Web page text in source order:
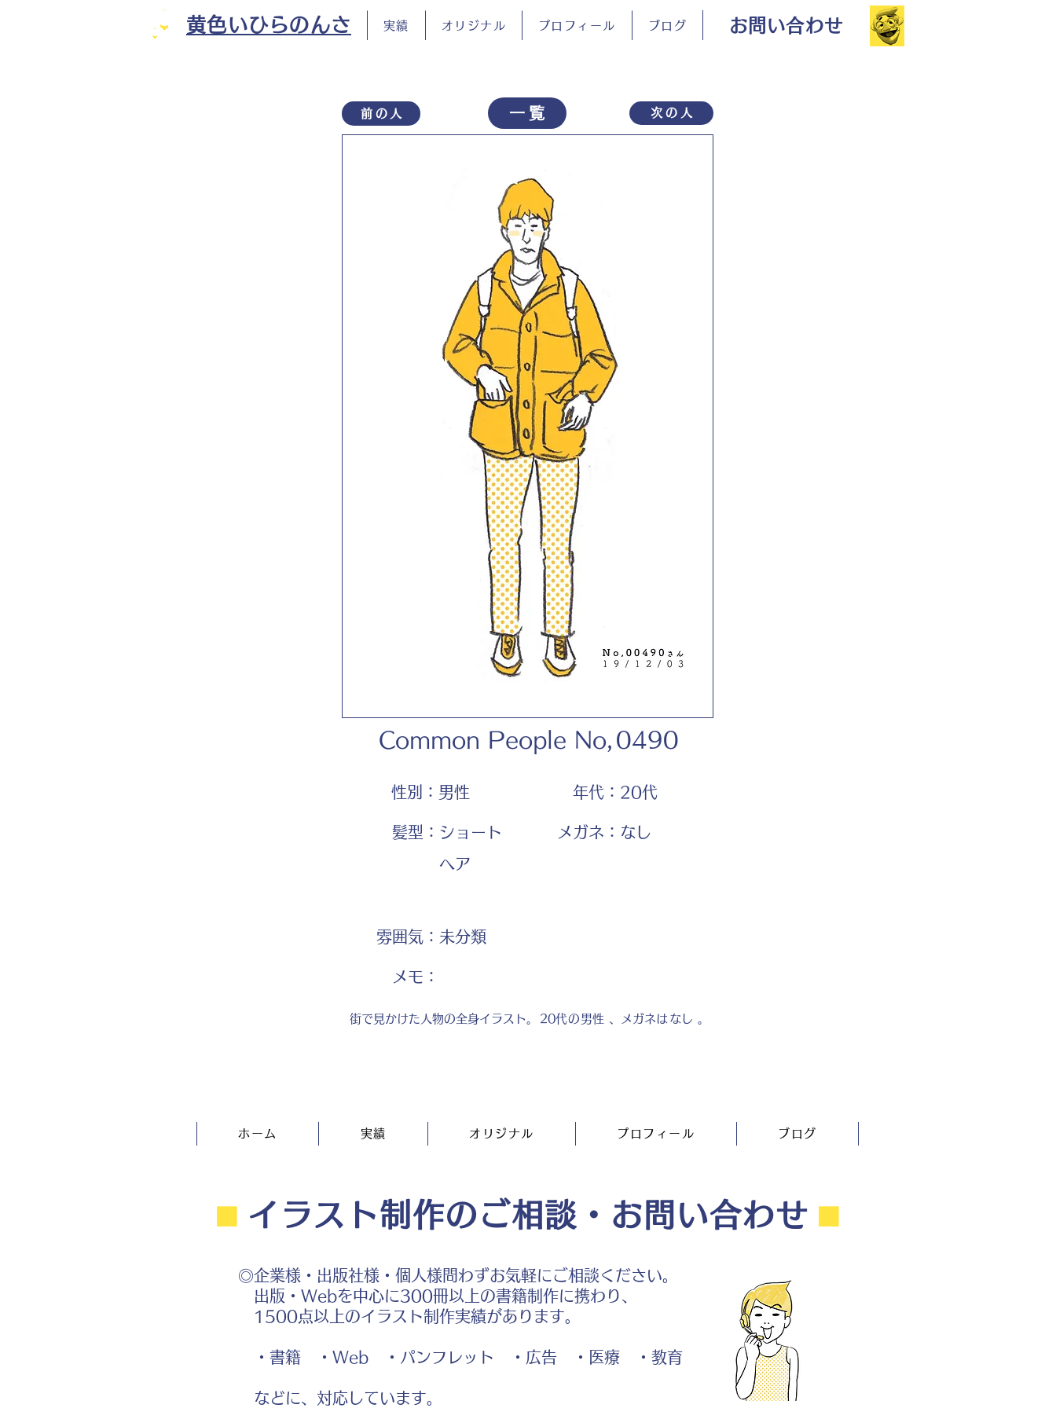
黄色いひらのんさ 実績 オリジナル プロフィール ブログ お問い合わせ
前の人 一覧 次の人
Common People No, 0490
性別： 男性
髪型： ショート
ヘア
年代： 20代
メガネ： なし
雰囲気： 未分類
​メモ：
街で見かけた人物の全身イラスト。 20代の 男性 、メガネは なし 。
ホーム 実績 オリジナル プロフィール ブログ
⬛︎ イラスト制作のご相談・お問い合わせ ⬛︎
◎企業様・出版社様・個人様問わずお気軽にご相談ください。
出版・Webを中心に300冊以上の書籍制作に携わり、
1500点以上のイラスト制作実績があります。
・書籍 ・Web ・パンフレット ・広告 ・医療 ・教育
などに、対応しています。